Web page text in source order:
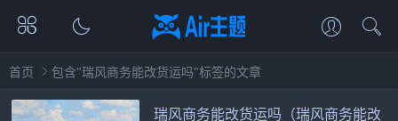
首页 包含"瑞风商务能改货运吗"标签的文章
瑞风商务能改货运吗（瑞风商务能改